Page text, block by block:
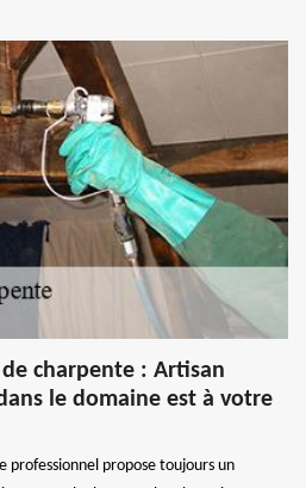
charpente : Artisan
le domaine est à votre
professionnel propose toujours un